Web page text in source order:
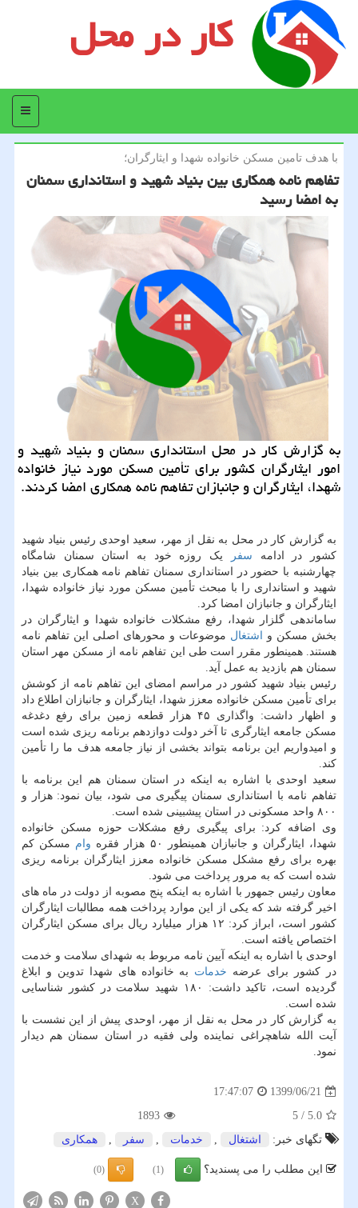
کار در محل
منو
با هدف تامین مسكن خانواده شهدا و ایثارگران؛
تفاهم نامه همكاری بین بنیاد شهید و استانداری سمنان
به امضا رسید
به گزارش كار در محل استانداری سمنان و بنیاد شهید و
امور ایثارگران كشور برای تأمین مسكن مورد نیاز خانواده
شهدا، ایثارگران و جانبازان تفاهم نامه همكاری امضا كردند.
به گزارش کار در محل به نقل از مهر، سعید اوحدی رئیس بنیاد شهید
کشور در ادامه سفر
یک روزه خود به استان سمنان شامگاه
چهارشنبه با حضور در استانداری سمنان تفاهم نامه همکاری بین بنیاد
شهید و استانداری را با مبحث تأمین مسکن مورد نیاز خانواده شهدا،
ایثارگران و جانبازان امضا کرد.
ساماندهی گلزار شهدا، رفع مشکلات خانواده شهدا و ایثارگران در
بخش مسکن و اشتغال موضوعات و محورهای اصلی این تفاهم نامه
هستند. همینطور مقرر است طی این تفاهم نامه از مسکن مهر استان
سمنان هم بازدید به عمل آید.
رئیس بنیاد شهید کشور در مراسم امضای این تفاهم نامه از کوشش
برای تأمین مسکن خانواده معزز شهدا، ایثارگران و جانبازان اطلاع داد
و اظهار داشت: واگذاری ۴۵ هزار قطعه زمین برای رفع دغدغه
مسکن جامعه ایثارگری تا آخر دولت دوازدهم برنامه ریزی شده است
و امیدواریم این برنامه بتواند بخشی از نیاز جامعه هدف ما را تأمین
کند.
سعید اوحدی با اشاره به اینکه در استان سمنان هم این برنامه با
تفاهم نامه با استانداری سمنان پیگیری می شود، بیان نمود: هزار و
۸۰۰ واحد مسکونی در استان پیشبینی شده است.
وی اضافه کرد: برای پیگیری رفع مشکلات حوزه مسکن خانواده
شهدا، ایثارگران و جانبازان همینطور ۵۰ هزار فقره
وام مسکن کم
بهره برای رفع مشکل مسکن خانواده معزز ایثارگران برنامه ریزی
شده است که به مرور پرداخت می شود.
معاون رئیس جمهور با اشاره به اینکه پنج مصوبه از دولت در ماه های
اخیر گرفته شد که یکی از این موارد پرداخت همه مطالبات ایثارگران
کشور است، ابراز کرد: ۱۲ هزار میلیارد ریال برای مسکن ایثارگران
اختصاص یافته است.
اوحدی با اشاره به اینکه آیین نامه مربوط به شهدای سلامت و خدمت
در کشور برای عرضه خدمات به خانواده های شهدا تدوین و ابلاغ
گردیده است، تاکید داشت: ۱۸۰ شهید سلامت در کشور شناسایی
شده است.
به گزارش کار در محل به نقل از مهر، اوحدی پیش از این نشست با
آیت الله شاهچراغی نماینده ولی فقیه در استان سمنان هم دیدار
نمود.
1399/06/21
17:47:07
5.0
/
5
1893
تگهای خبر:
اشتغال , خدمات , سفر , همكاری
این مطلب را می پسندید؟ (1)
(0)
X